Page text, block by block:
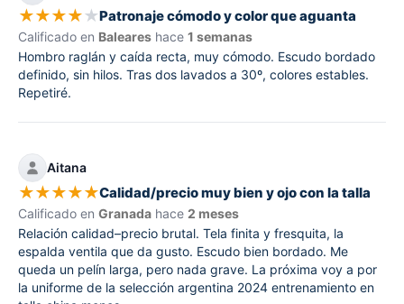
★★★★★Patronaje cómodo y color que aguanta
Calificado en Baleares hace 1 semanas
Hombro raglán y caída recta, muy cómodo. Escudo bordado
definido, sin hilos. Tras dos lavados a 30º, colores estables.
Repetiré.
Aitana
★★★★★Calidad/precio muy bien y ojo con la talla
Calificado en Granada hace 2 meses
Relación calidad–precio brutal. Tela finita y fresquita, la
espalda ventila que da gusto. Escudo bien bordado. Me
queda un pelín larga, pero nada grave. La próxima voy a por
la uniforme de la selección argentina 2024 entrenamiento en